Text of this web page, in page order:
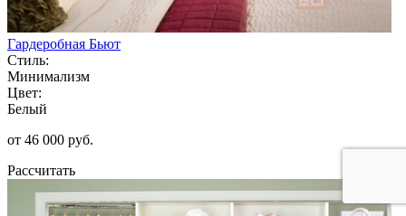
Гардеробная Бьют
Стиль:
Минимализм
Цвет:
Белый
от 46 000 руб.
Рассчитать